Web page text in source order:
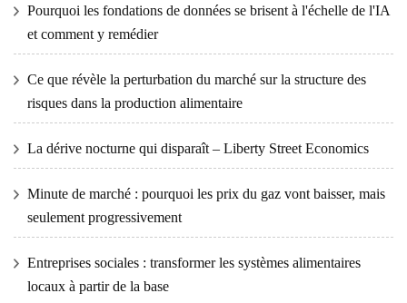
Pourquoi les fondations de données se brisent à l'échelle de l'IA
et comment y remédier
Ce que révèle la perturbation du marché sur la structure des
risques dans la production alimentaire
La dérive nocturne qui disparaît – Liberty Street Economics
Minute de marché : pourquoi les prix du gaz vont baisser, mais
seulement progressivement
Entreprises sociales : transformer les systèmes alimentaires
locaux à partir de la base